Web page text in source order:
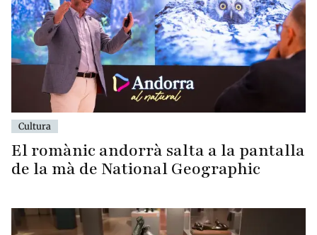
Cultura
El romànic andorrà salta a la pantalla
de la mà de National Geographic